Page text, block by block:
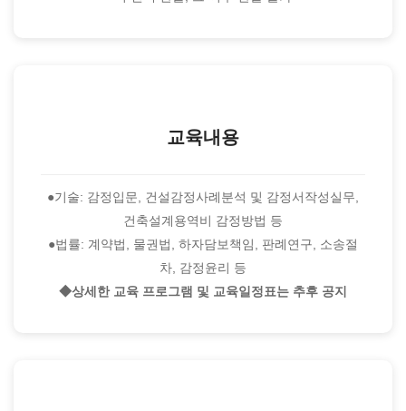
교육내용
●기술: 감정입문, 건설감정사례분석 및 감정서작성실무,
건축설계용역비 감정방법 등
●법률: 계약법, 물권법, 하자담보책임, 판례연구, 소송절
차, 감정윤리 등
◆상세한 교육 프로그램 및 교육일정표는 추후 공지